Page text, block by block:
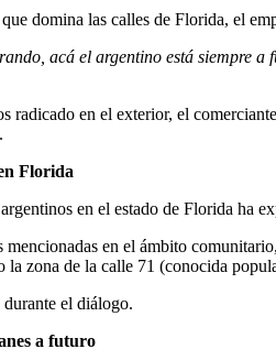
domina las calles de Florida, el
acá el argentino está siempre
radicado en el exterior, el
Florida
en el estado de Florida ha
mencionadas en el ámbito
la zona de la calle 71 (conocida
el diálogo.
a futuro